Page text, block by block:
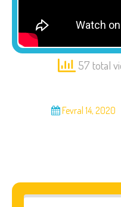
57 total
Fevral 14, 2020